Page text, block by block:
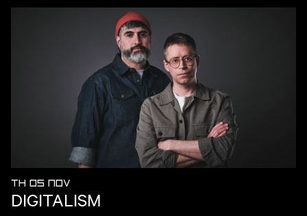
TH 05 NOV
DIGITALISM